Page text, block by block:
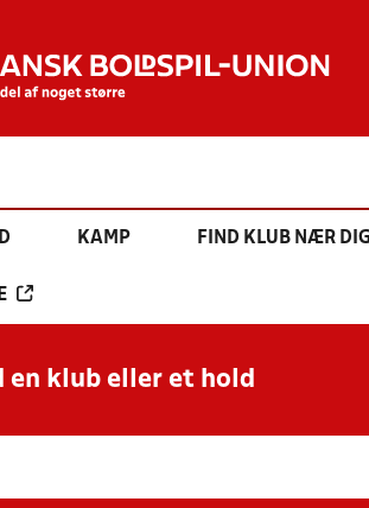
KAMP FIND KLUB NÆR DIG
en klub eller et hold